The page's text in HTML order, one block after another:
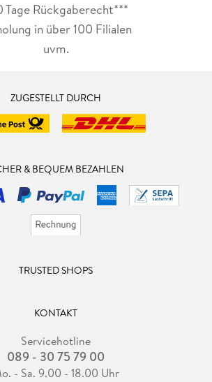
Tage Rückgaberecht***
in über 100 Filialen
uvm.
ZUGESTELLT DURCH
& BEQUEM BEZAHLEN
TRUSTED SHOPS
KONTAKT
Servicehotline
089 - 30 75 79 00
- Sa. 9.00 - 18.00 Uhr